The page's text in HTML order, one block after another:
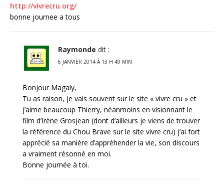
http://vivrecru.org/
bonne journee a tous
Raymonde dit :
6 JANVIER 2014 À 13 H 49 MIN
Bonjour Magaly,
Tu as raison, je vais souvent sur le site « vivre cru » et
j’aime beaucoup Thierry, néanmoins en visionnant le
film d’Irène Grosjean (dont d’ailleurs je viens de trouver
la référence du Chou Brave sur le site vivre cru) j’ai fort
apprécié sa manière d’appréhender la vie, son discours
a vraiment résonné en moi.
Bonne journée à toi.